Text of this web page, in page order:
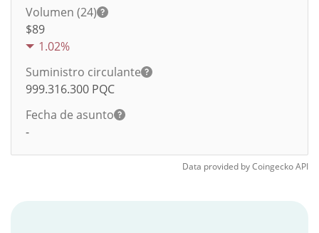
Volumen (24)
$89
1.02%
Suministro circulante
999.316.300 PQC
Fecha de asunto
-
Data provided byCoingeckoAPI